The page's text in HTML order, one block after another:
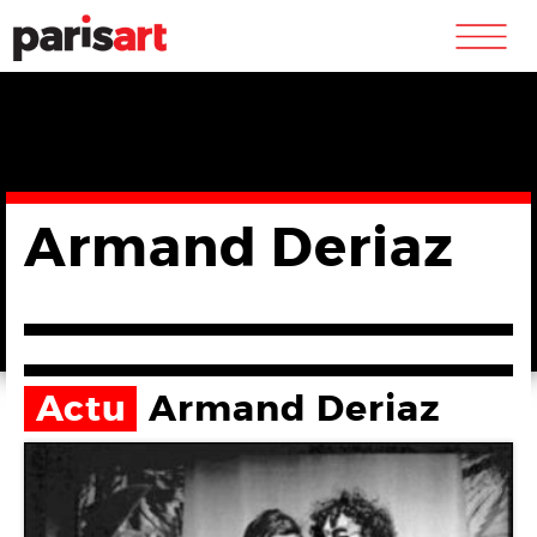
m
Armand Deriaz
Actu Armand Deriaz